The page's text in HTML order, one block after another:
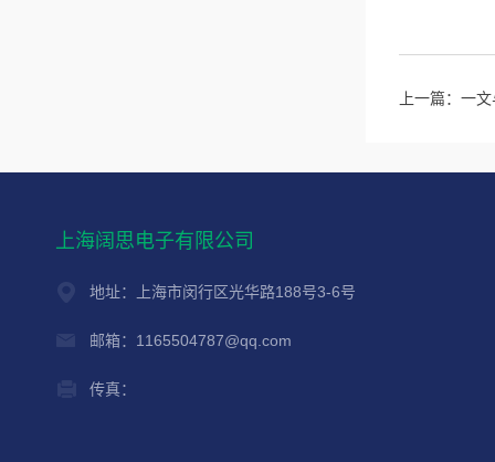
上一篇： 一文
上海阔思电子有限公司
地址：上海市闵行区光华路188号3-6号
邮箱：1165504787@qq.com
传真：